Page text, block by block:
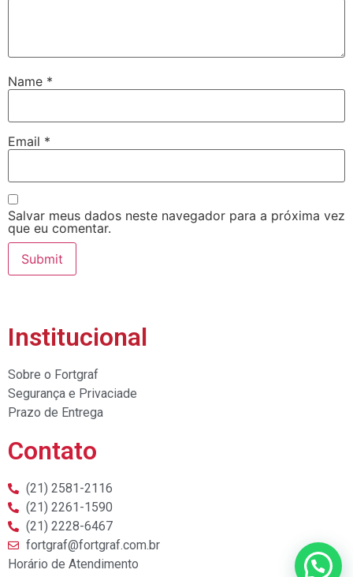
Name *
Email *
Salvar meus dados neste navegador para a próxima vez
que eu comentar.
Institucional
Sobre o Fortgraf
Segurança e Privaciade
Prazo de Entrega
Contato
(21) 2581-2116
(21) 2261-1590
(21) 2228-6467
fortgraf@fortgraf.com.br
Horário de Atendimento